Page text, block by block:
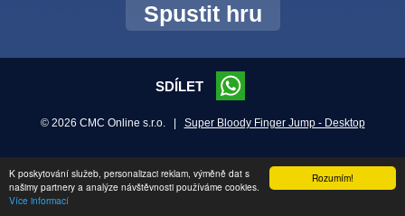
Rozumím!
K poskytování služeb, personalizaci reklam, výměně dat s
našimy partnery a analýze návštěvnosti používáme cookies.
Více informací
Spustit hru
SDÍLET
© 2026 CMC Online s.r.o. | Super Bloody Finger Jump - Desktop